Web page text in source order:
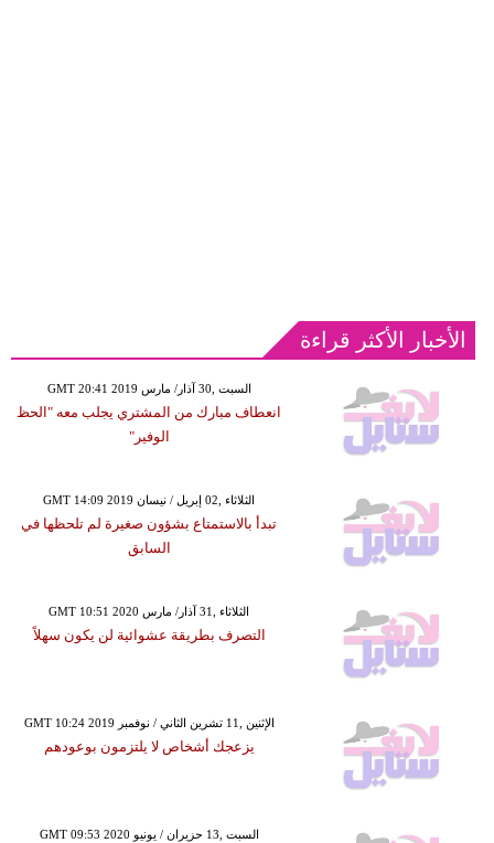
الأخبار الأكثر قراءة
GMT 20:41 2019 السبت ,30 آذار/ مارس
انعطاف مبارك من المشتري يجلب معه "الحظ
الوفير"
GMT 14:09 2019 الثلاثاء ,02 إبريل / نيسان
تبدأ بالاستمتاع بشؤون صغيرة لم تلحظها في
السابق
GMT 10:51 2020 الثلاثاء ,31 آذار/ مارس
التصرف بطريقة عشوائية لن يكون سهلاً
GMT 10:24 2019 الإثنين ,11 تشرين الثاني / نوفمبر
يزعجك أشخاص لا يلتزمون بوعودهم
GMT 09:53 2020 السبت ,13 حزيران / يونيو